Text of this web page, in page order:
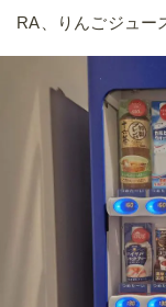
RA、りんごジュー